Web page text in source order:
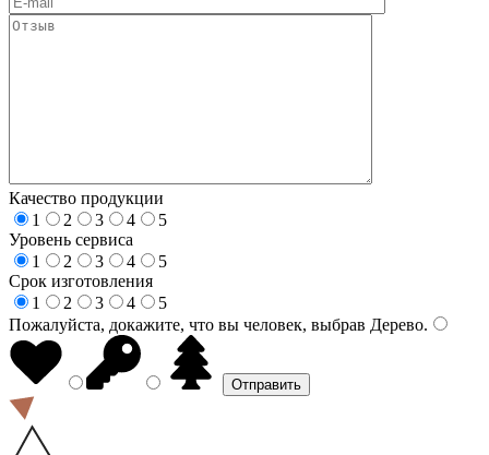
Качество продукции
1
2 3 4
5
Уровень сервиса
1
2 3 4
5
Срок изготовления
1
2 3 4
5
Пожалуйста, докажите, что вы человек, выбрав Дерево.